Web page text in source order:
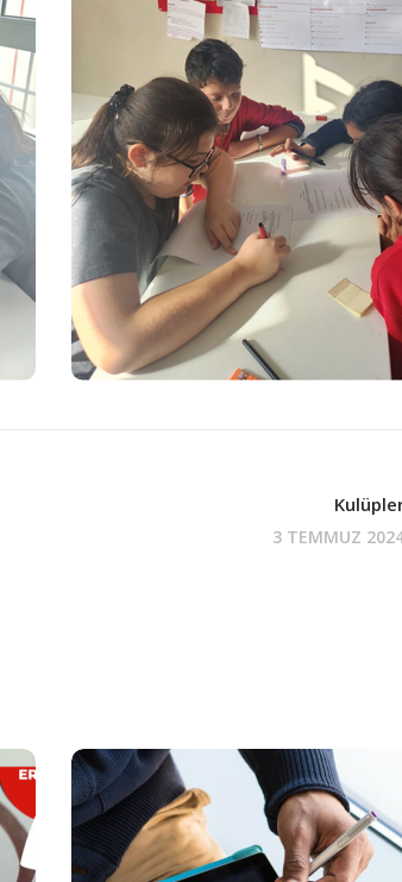
3 TEMMUZ
Açı Dijital